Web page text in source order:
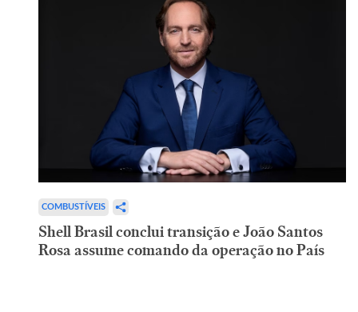
COMBUSTÍVEIS
Shell Brasil conclui transição e João Santos
Rosa assume comando da operação no País